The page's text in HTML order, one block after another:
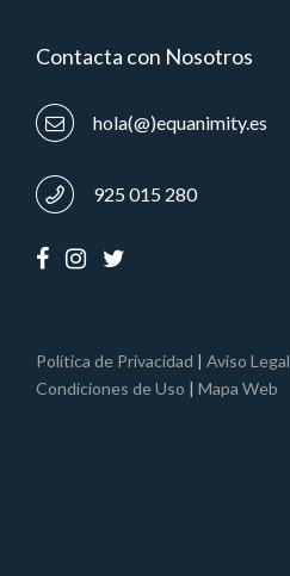
Contacta con Nosotros
hola(@)equanimity.es
925 015 280
Política de Privacidad | Aviso Legal
Condiciones de Uso | Mapa Web